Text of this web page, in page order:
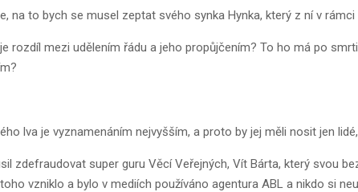
na to bych se musel zeptat svého synka Hynka, který z ní v
rozdíl mezi udělením řádu a jeho propůjčením? To ho má po
lva je vyznamenáním nejvyšším, a proto by jej měli nosit jen
zdefraudovat super guru Věcí Veřejných, Vít Bárta, který svou
vzniklo a bylo v mediích používáno agentura ABL a nikdo si